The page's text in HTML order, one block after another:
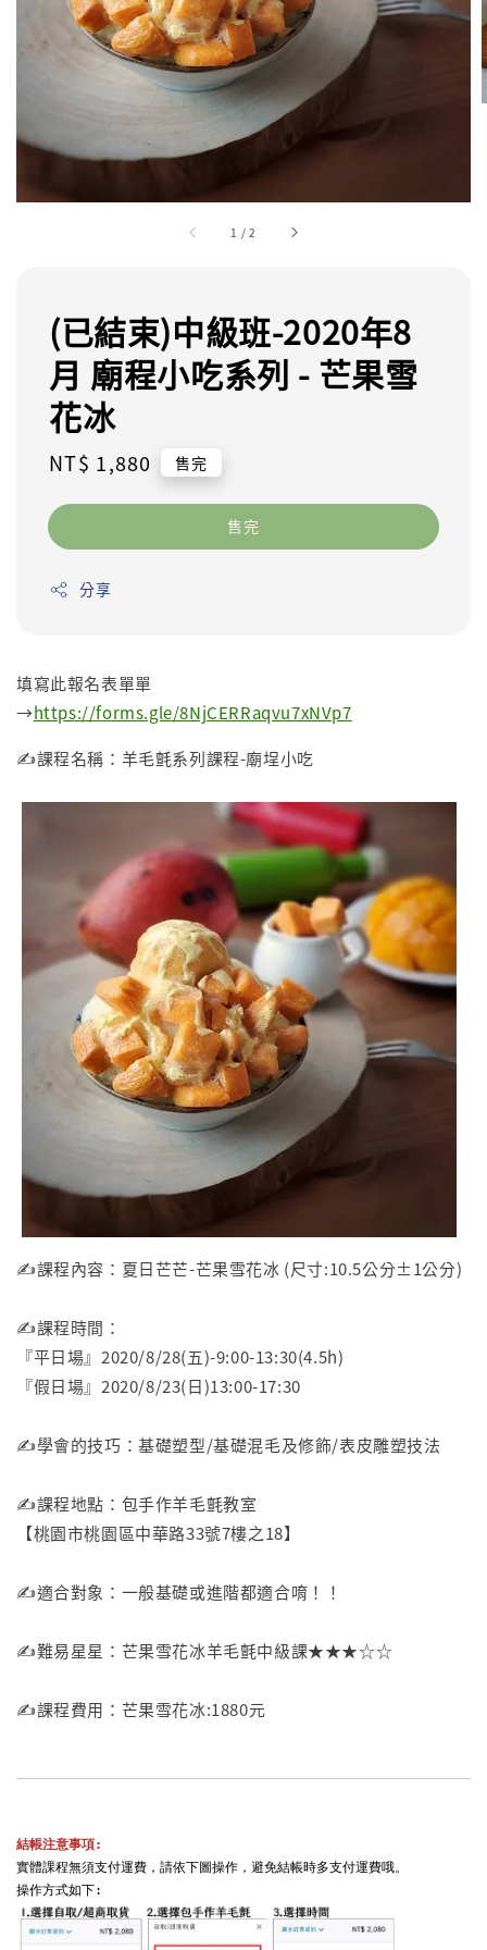
1 /2
(已結束)中級班-2020年8
月 廟程小吃系列 - 芒果雪
花冰
Regular
NT$ 1,880 售完
售完
分享
填寫此報名表單單
→https://forms.gle/8NjCERRaqvu7xNVp7
✍️課程名稱：羊毛氈系列課程-廟埕小吃
✍️課程內容：夏日芒芒-芒果雪花冰 (尺寸:10.5公分±1公分)
✍️課程時間：
『平日場』2020/8/28(五)-9:00-13:30(4.5h)
『假日場』2020/8/23(日)13:00-17:30
✍️學會的技巧：基礎塑型/基礎混毛及修飾/表皮雕塑技法
✍️課程地點：包手作羊毛氈教室
【桃園市桃園區中華路33號7樓之18】
✍️適合對象：一般基礎或進階都適合唷！！
✍️難易星星：芒果雪花冰羊毛氈中級課★★★☆☆
✍️課程費用：芒果雪花冰:1880元
結帳注意事項:
實體課程無須支付運費，請依下圖操作，避免結帳時多支付運費哦。